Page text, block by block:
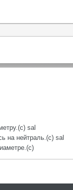
sal
на нейтраль.(с) sal